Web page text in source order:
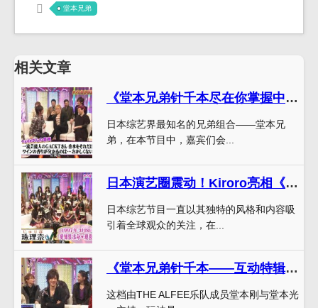
堂本兄弟
相关文章
《堂本兄弟针千本尽在你掌握中》——尽享综艺乐趣
日本综艺界最知名的兄弟组合——堂本兄
弟，在本节目中，嘉宾们会...
日本演艺圈震动！Kiroro亮相《堂本兄弟》惊艳众人
日本综艺节目一直以其独特的风格和内容吸
引着全球观众的关注，在...
《堂本兄弟针千本——互动特辑》——和偶像们一起狂欢
这档由THE ALFEE乐队成员堂本刚与堂本光